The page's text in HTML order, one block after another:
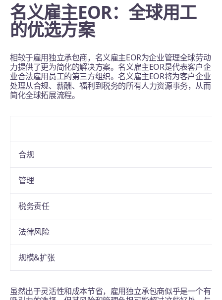
名义雇主EOR：全球用工
的优选方案
相较于雇用独立承包商，名义雇主EOR为企业管理全球劳动
力提供了更为简化的解决方案。名义雇主EOR是代表客户企
业合法雇用员工的第三方组织。名义雇主EOR将为客户企业
处理从合规、薪酬、福利到税务的所有人力资源事务，从而
简化全球拓展流程。
合规
管理
税务责任
法律风险
规模&扩张
虽然出于灵活性和成本节省，雇用独立承包商似乎是一个有